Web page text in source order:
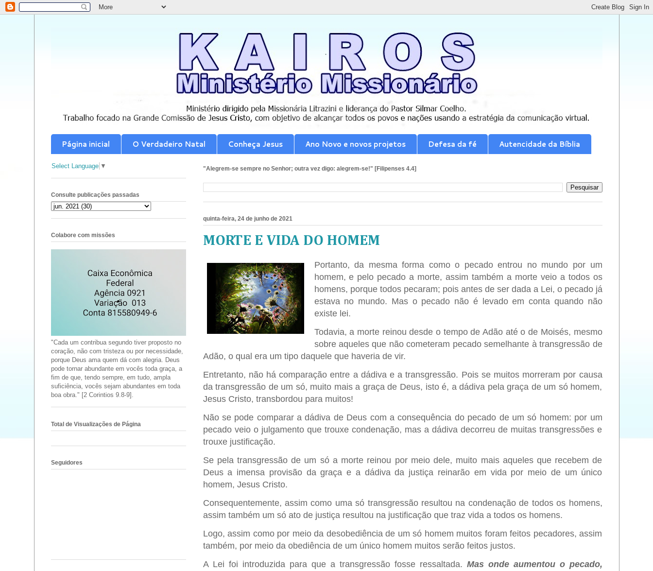
Página inicial O Verdadeiro Natal Conheça Jesus Ano Novo e novos projetos Defesa da fé Autencidade da Bíblia
"Alegrem-se sempre no Senhor; outra vez digo: alegrem-se!" [Filipenses 4.4]
quinta-feira, 24 de junho de 2021
MORTE E VIDA DO HOMEM
Portanto, da mesma forma como o pecado entrou no mundo por um
homem, e pelo pecado a morte, assim também a morte veio a todos os
homens, porque todos pecaram; pois antes de ser dada a Lei, o pecado já
estava no mundo. Mas o pecado não é levado em conta quando não
existe lei.
Todavia, a morte reinou desde o tempo de Adão até o de Moisés, mesmo
sobre aqueles que não cometeram pecado semelhante à transgressão de
Adão, o qual era um tipo daquele que haveria de vir.
Entretanto, não há comparação entre a dádiva e a transgressão. Pois se muitos morreram por causa
da transgressão de um só, muito mais a graça de Deus, isto é, a dádiva pela graça de um só homem,
Jesus Cristo, transbordou para muitos!
Não se pode comparar a dádiva de Deus com a consequência do pecado de um só homem: por um
pecado veio o julgamento que trouxe condenação, mas a dádiva decorreu de muitas transgressões e
trouxe justificação.
Se pela transgressão de um só a morte reinou por meio dele, muito mais aqueles que recebem de
Deus a imensa provisão da graça e a dádiva da justiça reinarão em vida por meio de um único
homem, Jesus Cristo.
Consequentemente, assim como uma só transgressão resultou na condenação de todos os homens,
assim também um só ato de justiça resultou na justificação que traz vida a todos os homens.
Logo, assim como por meio da desobediência de um só homem muitos foram feitos pecadores, assim
também, por meio da obediência de um único homem muitos serão feitos justos.
A Lei foi introduzida para que a transgressão fosse ressaltada. Mas onde aumentou o pecado,
Select Language ▼
Consulte publicações passadas
Colabore com missões
"Cada um contribua segundo tiver proposto no
coração, não com tristeza ou por necessidade,
porque Deus ama quem dá com alegria. Deus
pode tornar abundante em vocês toda graça, a
fim de que, tendo sempre, em tudo, ampla
suficiência, vocês sejam abundantes em toda
boa obra." [2 Corintios 9.8-9].
Total de Visualizações de Página
Seguidores